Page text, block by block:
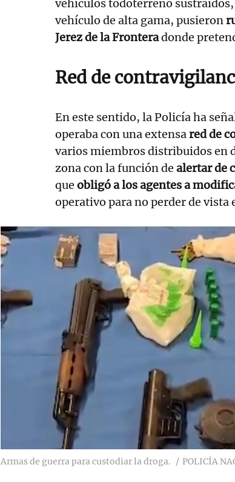
vehículos todoterreno
vehículo de alta gama, pusieron
Jerez de la Fronteradonde
Red de
En este sentido, la Policía ha
operaba con una extensared de
varios miembros distribuidos en
zona con la función de alertar de
que obligó a los agentes a
operativo para no perder de vista
Armas de guerra para custodiar la droga. POLICÍA